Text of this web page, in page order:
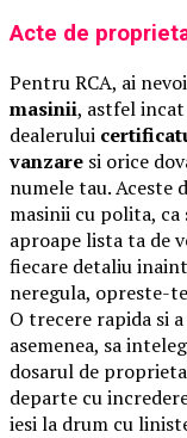
Acte de
Pentru RCA, ai
masinii, astfel
dealerului
vanzare si orice
numele tau. Aceste
masinii cu polita,
aproape lista ta de
fiecare detaliu
neregula, opreste-
O trecere rapida si
asemenea, sa
dosarul de
departe cu
iesi la drum cu